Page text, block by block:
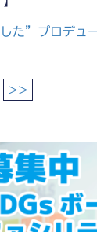
た”プロデュ
>>